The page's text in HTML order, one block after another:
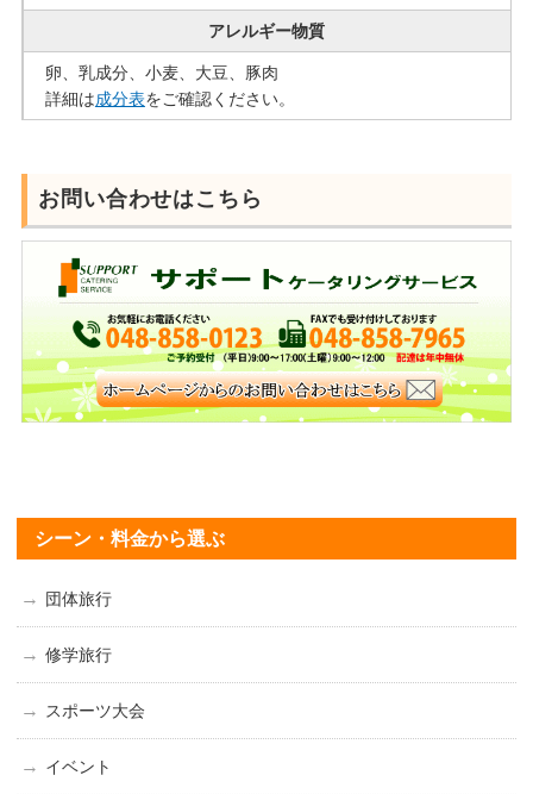
アレルギー物質
卵、乳成分、小麦、大豆、豚肉
詳細は成分表をご確認ください。
お問い合わせはこちら
シーン・料金から選ぶ
団体旅行
修学旅行
スポーツ大会
イベント